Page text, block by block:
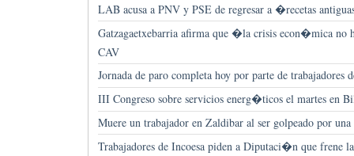
LAB acusa a PNV y PSE de regresar a �recetas
Gatzagaetxebarria afirma que �la crisis econ�mica no
CAV
Jornada de paro completa hoy por parte de trabajadores
III Congreso sobre servicios energ�ticos el martes en
Muere un trabajador en Zaldibar al ser golpeado por
Trabajadores de Incoesa piden a Diputaci�n que frene